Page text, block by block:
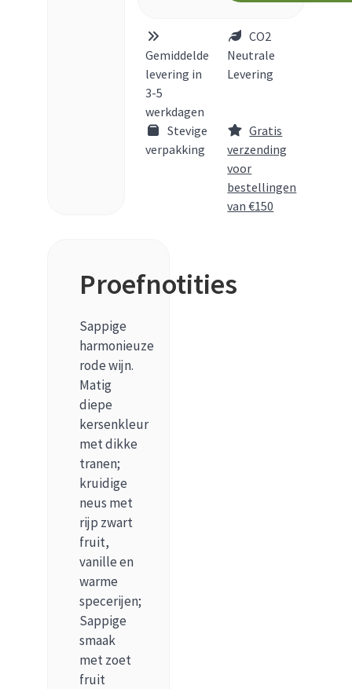
Gemiddelde
levering in
3-5
werkdagen
CO2
Neutrale
Levering
Stevige
verpakking
Gratis
verzending
voor
bestellingen
van €150
Proefnotities
Sappige
harmonieuze
rode wijn.
Matig
diepe
kersenkleur
met dikke
tranen;
kruidige
neus met
rijp zwart
fruit,
vanille en
warme
specerijen;
Sappige
smaak
met zoet
fruit